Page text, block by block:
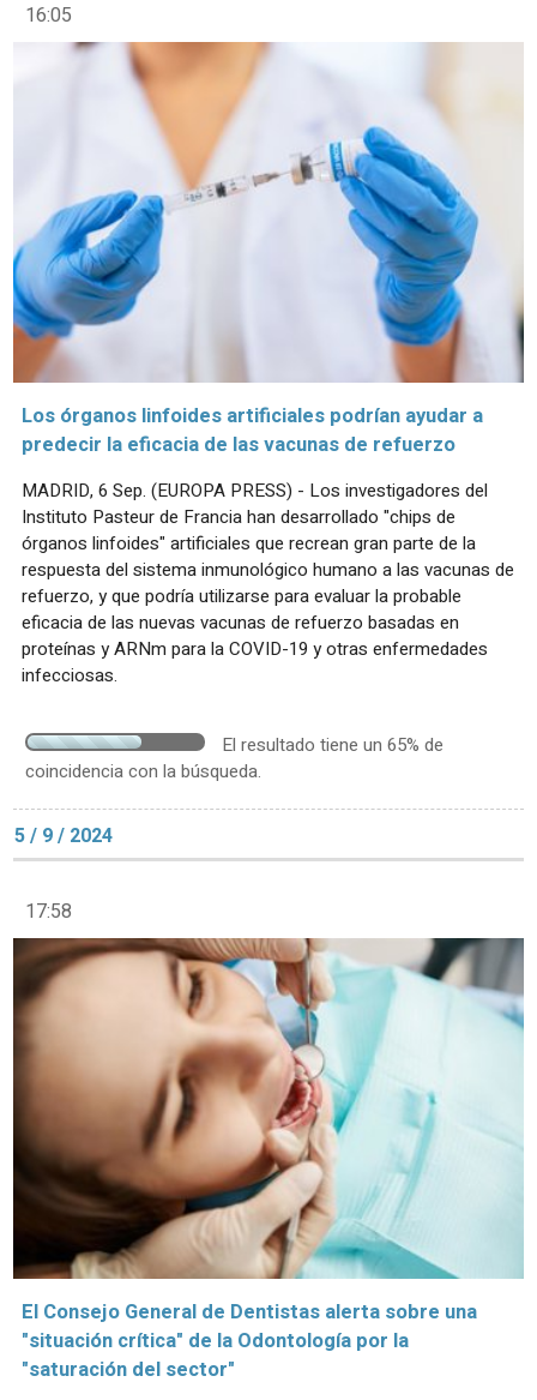
16:05
Los órganos linfoides artificiales podrían ayudar a
predecir la eficacia de las vacunas de refuerzo
MADRID, 6 Sep. (EUROPA PRESS) - Los investigadores del
Instituto Pasteur de Francia han desarrollado "chips de
órganos linfoides" artificiales que recrean gran parte de la
respuesta del sistema inmunológico humano a las vacunas de
refuerzo, y que podría utilizarse para evaluar la probable
eficacia de las nuevas vacunas de refuerzo basadas en
proteínas y ARNm para la COVID-19 y otras enfermedades
infecciosas.
El resultado tiene un 65% de
coincidencia con la búsqueda.
5 / 9 / 2024
17:58
El Consejo General de Dentistas alerta sobre una
"situación crítica" de la Odontología por la
"saturación del sector"